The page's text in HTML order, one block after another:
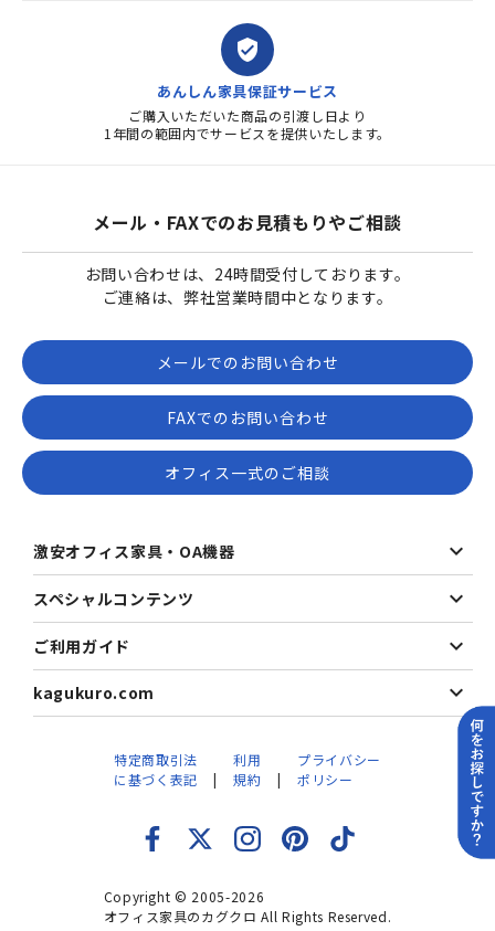
verified_user
あんしん家具保証サービス
ご購入いただいた商品の引渡し日より
1年間の範囲内でサービスを提供いたします。
メール・FAXでのお見積もりやご相談
お問い合わせは、24時間受付しております。
ご連絡は、弊社営業時間中となります。
メールでのお問い合わせ
FAXでのお問い合わせ
オフィス一式のご相談
激安オフィス家具・OA機器
スペシャルコンテンツ
ご利用ガイド
kagukuro.com
Copyright © 2005-2026
オフィス家具のカグクロ All Rights Reserved.
特定商取引法
に基づく表記
利用
規約
プライバシー
ポリシー